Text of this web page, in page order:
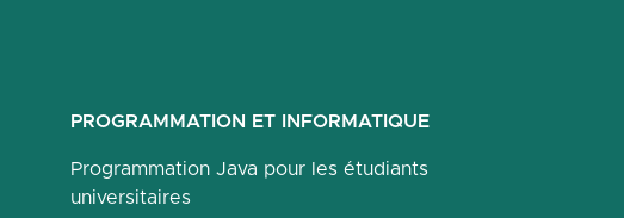
PROGRAMMATION ET INFORMATIQUE
Programmation Java pour les étudiants
universitaires